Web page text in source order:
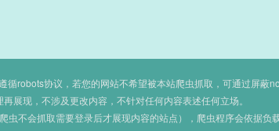
robots协议，若您的网站不希望被本站爬虫抓取，可通过屏蔽
展现，不涉及更改内容，不针对任何内容表述任何立场。
不会抓取需要登录后才展现内容的站点），爬虫程序会依据负